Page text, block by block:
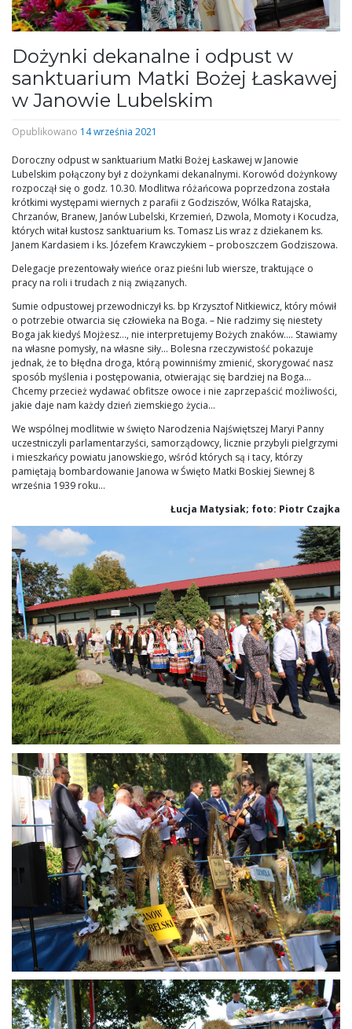
Dożynki dekanalne i odpust w
sanktuarium Matki Bożej Łaskawej
w Janowie Lubelskim
Opublikowano 14 września 2021
Doroczny odpust w sanktuarium Matki Bożej Łaskawej w Janowie
Lubelskim połączony był z dożynkami dekanalnymi. Korowód dożynkowy
rozpoczął się o godz. 10.30. Modlitwa różańcowa poprzedzona została
krótkimi występami wiernych z parafii z Godziszów, Wólka Ratajska,
Chrzanów, Branew, Janów Lubelski, Krzemień, Dzwola, Momoty i Kocudza,
których witał kustosz sanktuarium ks. Tomasz Lis wraz z dziekanem ks.
Janem Kardasiem i ks. Józefem Krawczykiem – proboszczem Godziszowa.
Delegacje prezentowały wieńce oraz pieśni lub wiersze, traktujące o
pracy na roli i trudach z nią związanych.
Sumie odpustowej przewodniczył ks. bp Krzysztof Nitkiewicz, który mówił
o potrzebie otwarcia się człowieka na Boga. – Nie radzimy się niestety
Boga jak kiedyś Mojżesz…, nie interpretujemy Bożych znaków…. Stawiamy
na własne pomysły, na własne siły… Bolesna rzeczywistość pokazuje
jednak, że to błędna droga, którą powinniśmy zmienić, skorygować nasz
sposób myślenia i postępowania, otwierając się bardziej na Boga…
Chcemy przecież wydawać obfitsze owoce i nie zaprzepaścić możliwości,
jakie daje nam każdy dzień ziemskiego życia…
We wspólnej modlitwie w święto Narodzenia Najświętszej Maryi Panny
uczestniczyli parlamentarzyści, samorządowcy, licznie przybyli pielgrzymi
i mieszkańcy powiatu janowskiego, wśród których są i tacy, którzy
pamiętają bombardowanie Janowa w Święto Matki Boskiej Siewnej 8
września 1939 roku…
Łucja Matysiak; foto: Piotr Czajka